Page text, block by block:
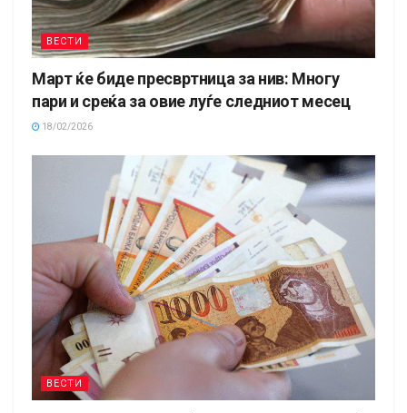
ВЕСТИ
Март ќе биде пресвртница за нив: Многу
пари и среќа за овие луѓе следниот месец
18/02/2026
ВЕСТИ